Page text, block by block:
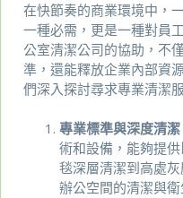
在快節奏的商業環境中，
一種必需，更是一種對員
公室清潔公司的協助，不
準，還能釋放企業內部資
們深入探討尋求專業清潔
專業標準與深度清潔
術和設備，能夠提
毯深層清潔到高處
辦公空間的清潔與衛